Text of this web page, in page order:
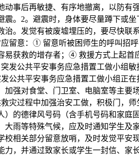
动事后再敏捷、有序地撤离，以防
震。2。避震时，身体要尽量蹲下或
。发觉有被废墟埋压的，要尽快
留意：① 留意听被困师生的呼叫
易获救的增存者；④ 救援方式上起
发公共平安事务应急措置工做小组
公共平安事务应急措置工做小组正
强对食堂、门卫室、电脑室等主
灾过程中加强治安工做，积极门，
的德律风号码（含手机号码和家
雨等特殊气候，应及时通知学生
相关部分留意放哨，及时发觉平
，并通过致家长或学生一封信、